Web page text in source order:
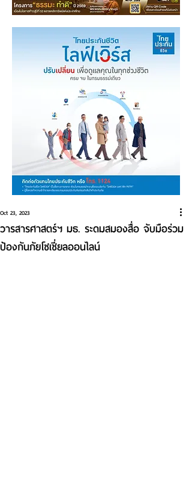
วารสารศาสตร์ฯ มธ. ระดมสมองสื่อ จับมือร่วม
ป้องกันภัยโซเชี่ยลออนไลน์
Oct 23, 2023